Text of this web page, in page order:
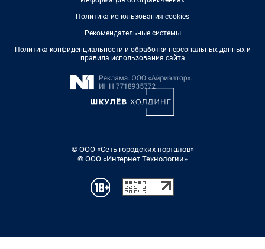
Политика использования cookies
Рекомендательные системы
Политика конфиденциальности и обработки персональных данных и
правила использования сайта
© ООО «Сеть городских порталов»
© ООО «Интернет Технологии»